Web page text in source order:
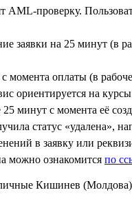
AML-проверку.
заявки на 25 минут (в
момента оплаты (в
ориентируется на
минут с момента её
статус «удалена»,
в заявку или
можно ознакомится по
Кишинев